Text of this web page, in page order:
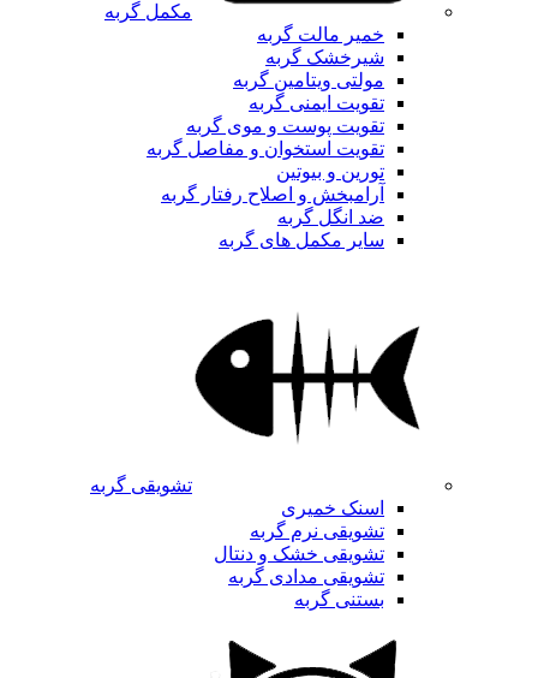
مکمل گربه
خمیر مالت گربه
شیرخشک گربه
مولتی ویتامین گربه
تقویت ایمنی گربه
تقویت پوست و موی گربه
تقویت استخوان و مفاصل گربه
تورین و بیوتین
آرامبخش و اصلاح رفتار گربه
ضد انگل گربه
سایر مکمل های گربه
تشویقی گربه
اسنک خمیری
تشویقی نرم گربه
تشویقی خشک و دنتال
تشویقی مدادی گربه
بستنی گربه